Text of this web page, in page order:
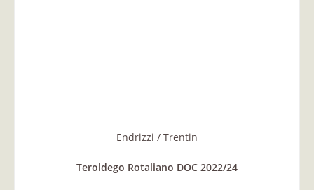
Endrizzi / Trentin
Teroldego Rotaliano DOC 2022/24